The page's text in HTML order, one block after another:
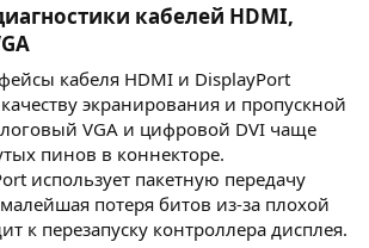
кабелей HDMI,
кабеля HDMI и DisplayPort
экранирования и пропускной
VGA и цифровой DVI чаще
пинов в коннекторе.
использует пакетную передачу
потеря битов из-за плохой
к перезапуску контроллера дисплея.